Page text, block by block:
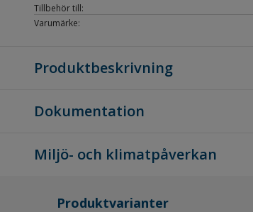
Tillbehör till:
Varumärke:
Produktbeskrivning
Dokumentation
Miljö- och klimatpåverkan
Produktvarianter